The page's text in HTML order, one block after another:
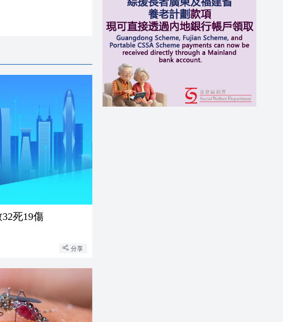
死19傷
分享